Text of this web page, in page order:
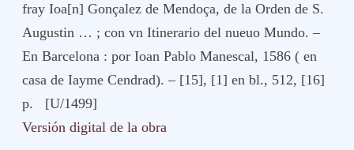
fray Ioa[n] Gonçalez de Mendoça, de la Orden de S.
Augustin … ; con vn Itinerario del nueuo Mundo. –
En Barcelona : por Ioan Pablo Manescal, 1586 ( en
casa de Iayme Cendrad). – [15], [1] en bl., 512, [16]
p. [U/1499]
Versión digital de la obra